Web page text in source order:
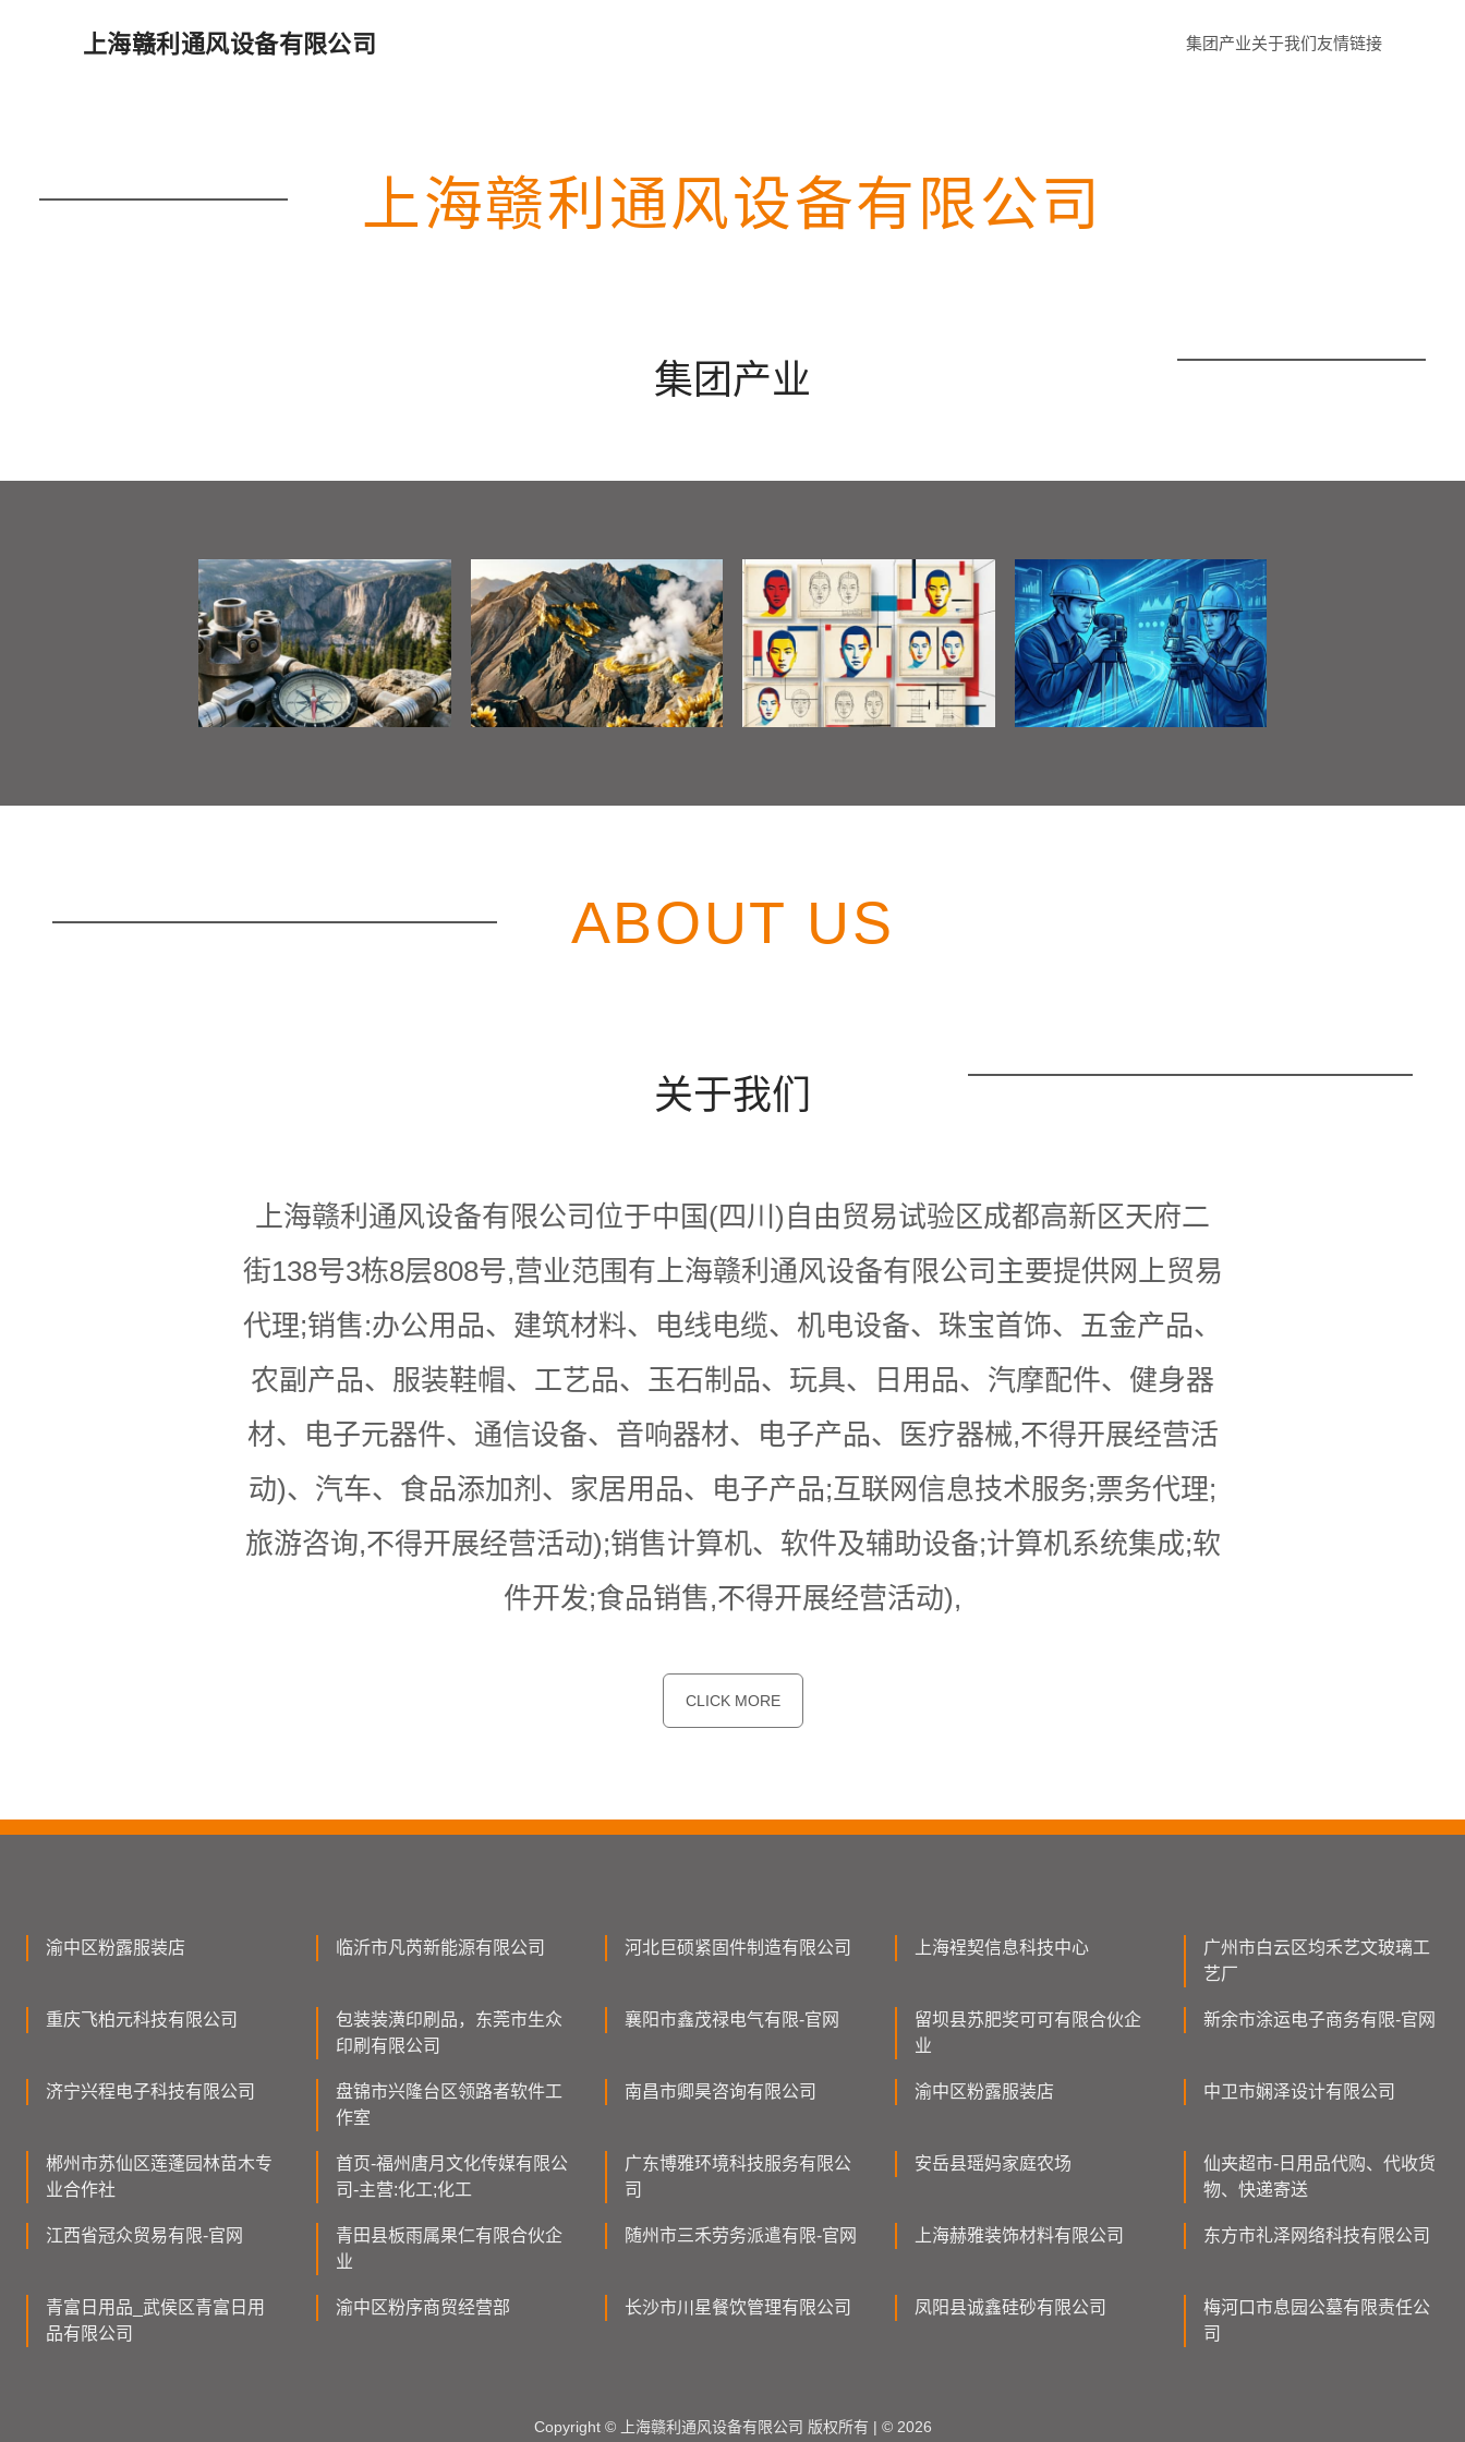
上海赣利通风设备有限公司 集团产业关于我们友情链接
上海赣利通风设备有限公司
集团产业
ABOUT US
关于我们
上海赣利通风设备有限公司位于中国(四川)自由贸易试验区成都高新区天府二
街138号3栋8层808号,营业范围有上海赣利通风设备有限公司主要提供网上贸易
代理;销售:办公用品、建筑材料、电线电缆、机电设备、珠宝首饰、五金产品、
农副产品、服装鞋帽、工艺品、玉石制品、玩具、日用品、汽摩配件、健身器
材、电子元器件、通信设备、音响器材、电子产品、医疗器械,不得开展经营活
动)、汽车、食品添加剂、家居用品、电子产品;互联网信息技术服务;票务代理;
旅游咨询,不得开展经营活动);销售计算机、软件及辅助设备;计算机系统集成;软
件开发;食品销售,不得开展经营活动),
CLICK MORE
渝中区粉露服装店 临沂市凡芮新能源有限公司 河北巨硕紧固件制造有限公司 上海裎契信息科技中心
广州市白云区均禾艺文玻璃工
艺厂
重庆飞柏元科技有限公司
包装装潢印刷品，东莞市生众
印刷有限公司
襄阳市鑫茂禄电气有限-官网
留坝县苏肥奖可可有限合伙企
业
新余市涂运电子商务有限-官网
济宁兴程电子科技有限公司
盘锦市兴隆台区领路者软件工
作室
南昌市卿昊咨询有限公司 渝中区粉露服装店 中卫市娴泽设计有限公司
郴州市苏仙区莲蓬园林苗木专
业合作社
首页-福州唐月文化传媒有限公
司-主营:化工;化工
广东博雅环境科技服务有限公
司
安岳县瑶妈家庭农场
仙夹超市-日用品代购、代收货
物、快递寄送
江西省冠众贸易有限-官网
青田县板雨属果仁有限合伙企
业
随州市三禾劳务派遣有限-官网 上海赫雅装饰材料有限公司 东方市礼泽网络科技有限公司
青富日用品_武侯区青富日用
品有限公司
渝中区粉序商贸经营部 长沙市川星餐饮管理有限公司 凤阳县诚鑫硅砂有限公司
梅河口市息园公墓有限责任公
司
Copyright © 上海赣利通风设备有限公司 版权所有 | © 2026